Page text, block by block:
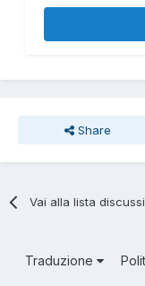
Share
Vai alla lista
Traduzione